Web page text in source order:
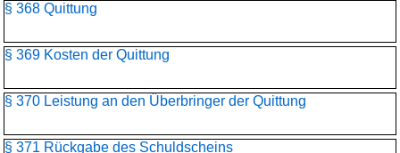
§ 368 Quittung
§ 369 Kosten der Quittung
§ 370 Leistung an den Überbringer der Quittung
§ 371 Rückgabe des Schuldscheins